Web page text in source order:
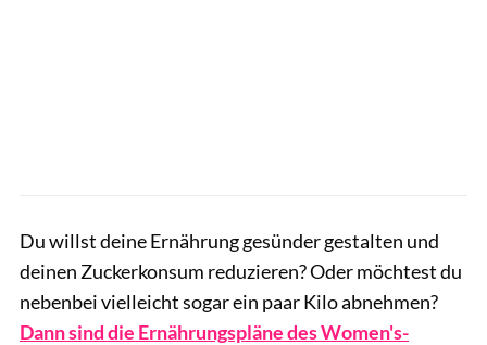
Du willst deine Ernährung gesünder gestalten und
deinen Zuckerkonsum reduzieren? Oder möchtest du
nebenbei vielleicht sogar ein paar Kilo abnehmen?
Dann sind die Ernährungspläne des Women's-